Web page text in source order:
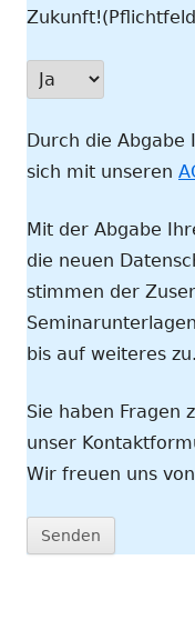
Durch die Abgabe
sich mit unseren
Mit der Abgabe
die neuen
stimmen der
bis auf weiteres zu.
Sie haben Fragen
unser
Wir freuen uns